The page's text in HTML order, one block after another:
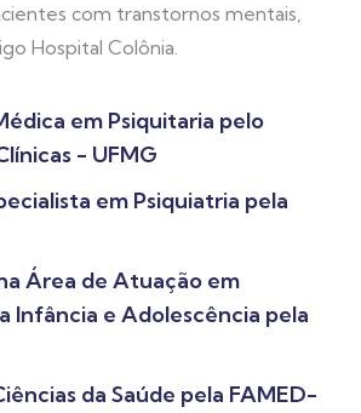
com transtornos mentais,
Hospital Colônia.
em Psiquitaria pelo
- UFMG
em Psiquiatria pela
Área de Atuação em
Infância e Adolescência pela
da Saúde pela FAMED-